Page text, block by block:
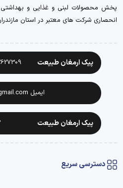
پخش محصولات لبنی و غذایی و
انحصاری شرکت های معتبر در استان
پیک ارمغان طبیعت
ایمیل arnanjavan55@gmail.com
پیک ارمغان طبیعت
دسترسی سریع